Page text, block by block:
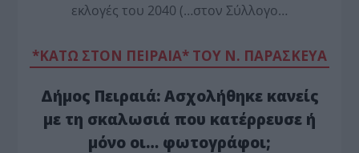
εκλογές του 2040 (…στον Σύλλογο…
*ΚΑΤΩ ΣΤΟΝ ΠΕΙΡΑΙΑ* ΤΟΥ Ν. ΠΑΡΑΣΚΕΥΑ
Δήμος Πειραιά: Ασχολήθηκε κανείς
με τη σκαλωσιά που κατέρρευσε ή
μόνο οι… φωτογράφοι;